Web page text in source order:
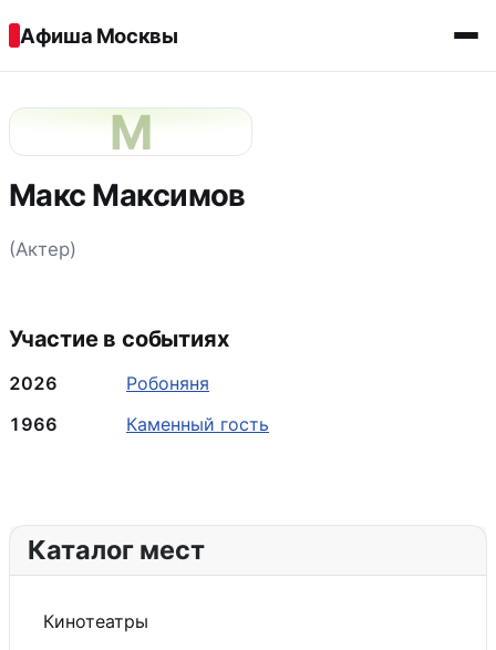
Афиша Москвы
М
Макс Максимов
(Актер)
Участие в событиях
2026
Робоняня
1966
Каменный гость
Каталог мест
Кинотеатры